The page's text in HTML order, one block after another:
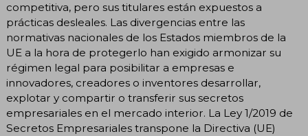
competitiva, pero sus titulares están expuestos a
prácticas desleales. Las divergencias entre las
normativas nacionales de los Estados miembros de la
UE a la hora de protegerlo han exigido armonizar su
régimen legal para posibilitar a empresas e
innovadores, creadores o inventores desarrollar,
explotar y compartir o transferir sus secretos
empresariales en el mercado interior. La Ley 1/2019 de
Secretos Empresariales transpone la Directiva (UE)